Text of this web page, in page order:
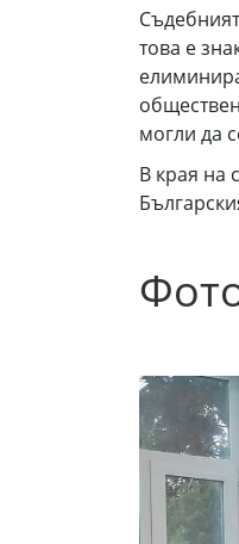
това е
могли да
В края на